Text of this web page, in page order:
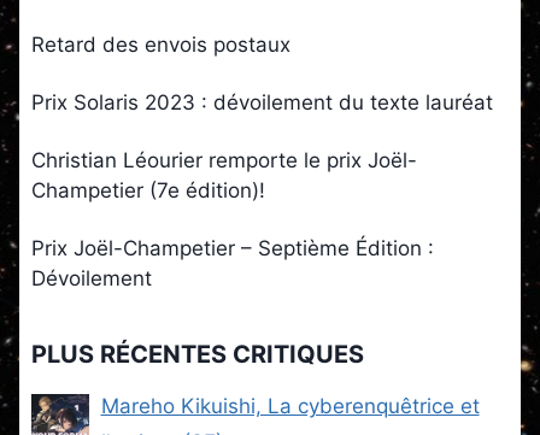
Retard des envois postaux
Prix Solaris 2023 : dévoilement du texte lauréat
Christian Léourier remporte le prix Joël-
Champetier (7e édition)!
Prix Joël-Champetier – Septième Édition :
Dévoilement
PLUS RÉCENTES CRITIQUES
Mareho Kikuishi, La cyberenquêtrice et